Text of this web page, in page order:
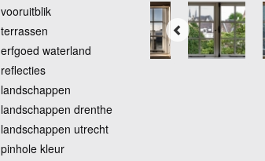
vooruitblik
terrassen
erfgoed waterland
reflecties
landschappen
landschappen drenthe
landschappen utrecht
pinhole kleur